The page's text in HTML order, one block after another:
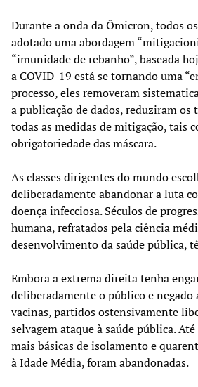
Durante a onda da Ômicron, todos
adotado uma abordagem
“imunidade de rebanho”, baseada
a COVID-19 está se tornando uma
processo, eles removeram
a publicação de dados, reduziram os
todas as medidas de mitigação, tais
obrigatoriedade das máscara.
As classes dirigentes do mundo
deliberadamente abandonar a luta
doença infecciosa. Séculos de
humana, refratados pela ciência
desenvolvimento da saúde pública,
Embora a extrema direita tenha
deliberadamente o público e negado
vacinas, partidos ostensivamente
selvagem ataque à saúde pública.
mais básicas de isolamento e
à Idade Média, foram abandonadas.